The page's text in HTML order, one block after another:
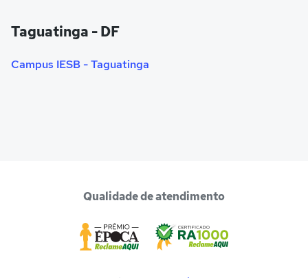
Taguatinga - DF
Campus IESB - Taguatinga
Qualidade de atendimento